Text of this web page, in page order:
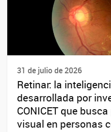
31 de julio de 2026
Retinar: la
desarrollada por
CONICET que
visual en personas